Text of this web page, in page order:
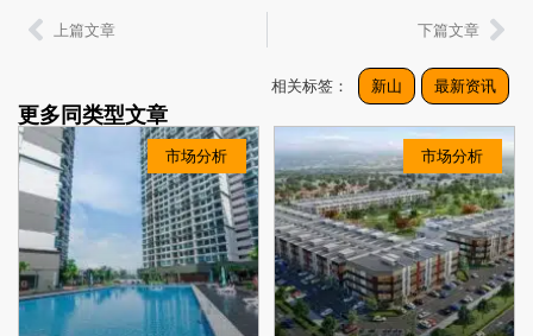
上篇文章 下篇文章
市场分析 市场分析
相关标签： 新山 最新资讯
更多同类型文章